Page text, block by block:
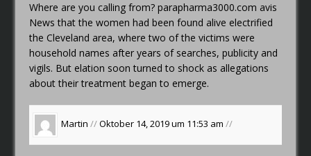
Where are you calling from?parapharma3000.com avis
News that the women had been found alive electrified
the Cleveland area, where two of the victims were
household names after years of searches, publicity and
vigils. But elation soon turned to shock as allegations
about their treatment began to emerge.
Martin //Oktober 14, 2019 um 11:53 am//